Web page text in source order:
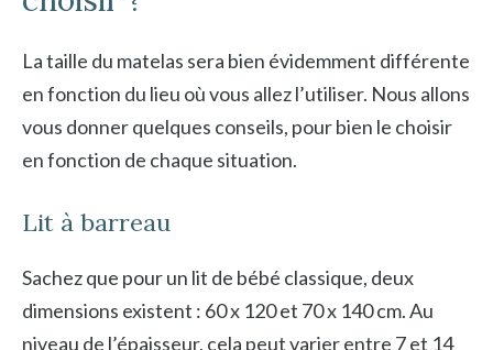
La taille du matelas sera bien évidemment différente
en fonction du lieu où vous allez l’utiliser. Nous allons
vous donner quelques conseils, pour bien le choisir
en fonction de chaque situation.
Lit à barreau
Sachez que pour un lit de bébé classique, deux
dimensions existent : 60 x 120 et 70 x 140 cm. Au
niveau de l’épaisseur, cela peut varier entre 7 et 14